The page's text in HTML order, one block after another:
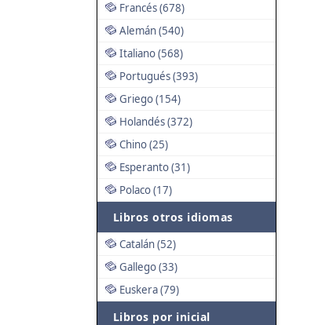
Francés (678)
Alemán (540)
Italiano (568)
Portugués (393)
Griego (154)
Holandés (372)
Chino (25)
Esperanto (31)
Polaco (17)
Libros otros idiomas
Catalán (52)
Gallego (33)
Euskera (79)
Libros por inicial